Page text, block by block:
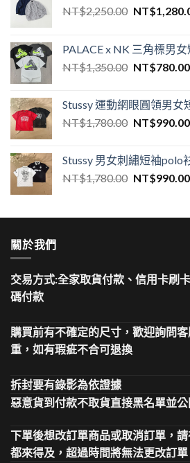
NT$2,250.00 NT$
PALACE x NK 三角標男
NT$1,350.00 NT$780.00
Stussy 運動網眼圓領男女
NT$1,780.00 NT$990.00
Stussy 男女刺繡短袖polo
NT$1,780.00 NT$990.00
關於我們
交易方式:全家取貨付款、信用卡刷
碼付款
購買前有不確定的尺寸，歡迎詢問
重，如有瑕疵不合可退換
拆封要有錄影為依證據
惡意貨到付款不取貨直接黑名單並公
下單後想改訂單商品或取消訂單，
都來得及，超過時間將無法更改訂單